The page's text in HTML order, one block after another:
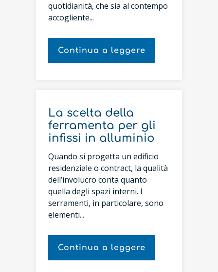
quotidianità, che sia al contempo
accogliente...
Continua a leggere
La scelta della
ferramenta per gli
infissi in alluminio
Quando si progetta un edificio
residenziale o contract, la qualità
dell’involucro conta quanto
quella degli spazi interni. I
serramenti, in particolare, sono
elementi...
Continua a leggere